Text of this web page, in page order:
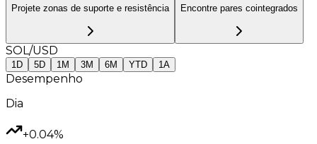
Projete zonas de suporte e resistência
Encontre pares cointegrados
SOL/USD
1D 5D 1M 3M 6M YTD 1A
Desempenho
Dia
+0.04%